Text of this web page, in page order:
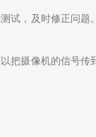
，及时修正问
摄像机的信号